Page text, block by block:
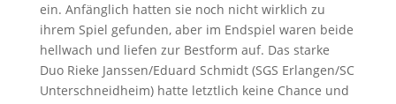
ein. Anfänglich hatten sie noch nicht wirklich zu
ihrem Spiel gefunden, aber im Endspiel waren beide
hellwach und liefen zur Bestform auf. Das starke
Duo Rieke Janssen/Eduard Schmidt (SGS Erlangen/SC
Unterschneidheim) hatte letztlich keine Chance und